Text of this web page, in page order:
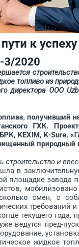
к успеху
3/2020
топливо из
директора ООО
получивший
ГХК.
KEXIM, K-Sure,
природный
и
в
площадке завода
смен, с
требований и
текущего года,
ведутся пред-
жидкое